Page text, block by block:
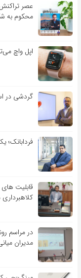
عصر
محکوم به
اپل واچ
گردشی در
فردابانک؛
قابلیت
کلاهبرداری
در مراسم
مدیران